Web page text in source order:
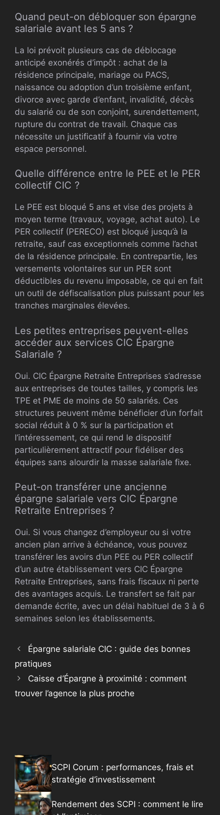
Quand peut-on débloquer son épargne
salariale avant les 5 ans ?
La loi prévoit plusieurs cas de déblocage
anticipé exonérés d’impôt : achat de la
résidence principale, mariage ou PACS,
naissance ou adoption d’un troisième enfant,
divorce avec garde d’enfant, invalidité, décès
du salarié ou de son conjoint, surendettement,
rupture du contrat de travail. Chaque cas
nécessite un justificatif à fournir via votre
espace personnel.
Quelle différence entre le PEE et le PER
collectif CIC ?
Le PEE est bloqué 5 ans et vise des projets à
moyen terme (travaux, voyage, achat auto). Le
PER collectif (PERECO) est bloqué jusqu’à la
retraite, sauf cas exceptionnels comme l’achat
de la résidence principale. En contrepartie, les
versements volontaires sur un PER sont
déductibles du revenu imposable, ce qui en fait
un outil de défiscalisation plus puissant pour les
tranches marginales élevées.
Les petites entreprises peuvent-elles
accéder aux services CIC Épargne
Salariale ?
Oui. CIC Épargne Retraite Entreprises s’adresse
aux entreprises de toutes tailles, y compris les
TPE et PME de moins de 50 salariés. Ces
structures peuvent même bénéficier d’un forfait
social réduit à 0 % sur la participation et
l’intéressement, ce qui rend le dispositif
particulièrement attractif pour fidéliser des
équipes sans alourdir la masse salariale fixe.
Peut-on transférer une ancienne
épargne salariale vers CIC Épargne
Retraite Entreprises ?
Oui. Si vous changez d’employeur ou si votre
ancien plan arrive à échéance, vous pouvez
transférer les avoirs d’un PEE ou PER collectif
d’un autre établissement vers CIC Épargne
Retraite Entreprises, sans frais fiscaux ni perte
des avantages acquis. Le transfert se fait par
demande écrite, avec un délai habituel de 3 à 6
semaines selon les établissements.
Épargne salariale CIC : guide des bonnes
pratiques
Caisse d’Épargne à proximité : comment
trouver l’agence la plus proche
SCPI Corum : performances, frais et
stratégie d’investissement
Rendement des SCPI : comment le lire